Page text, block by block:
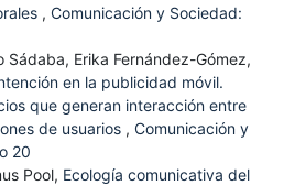
, Comunicación y Sociedad:
Sádaba, Erika Fernández-Gómez,
en la publicidad móvil.
que generan interacción entre
de usuarios , Comunicación y
20
Pool, Ecología comunicativa del